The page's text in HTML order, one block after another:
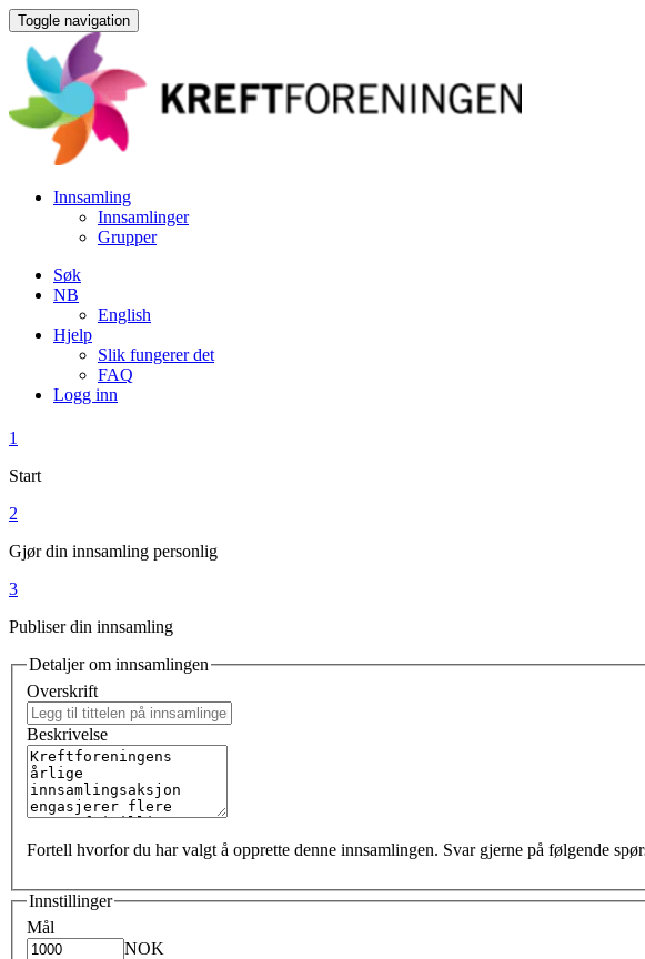
Toggle navigation
Innsamling
Innsamlinger
Grupper
Søk
NB
English
Hjelp
Slik fungerer det
FAQ
Logg inn
1
Start
2
Gjør din innsamling personlig
3
Publiser din innsamling
Detaljer om innsamlingen
Overskrift
Beskrivelse
Fortell hvorfor du har valgt å opprette denne innsamlingen. Svar gjerne på følgende
Innstillinger
Mål
NOK